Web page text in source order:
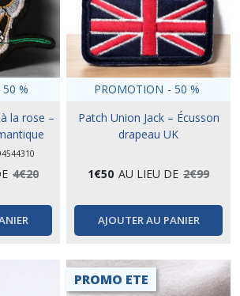
50 %
la rose –
4€20
PROMOTION - 50 %
Patch Union Jack – Écusson
drapeau UK
1€50 AU LIEU DE 2€99
AJOUTER AU PANIER
PROMO ETE